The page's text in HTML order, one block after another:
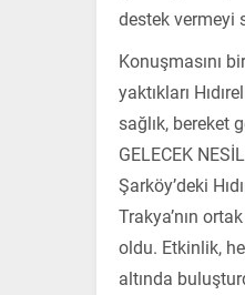
destek vermeyi
Konuşmasını
yaktıkları
sağlık, bereket
GELECEK
Şarköy’deki
Trakya’nın
oldu. Etkinlik,
altında